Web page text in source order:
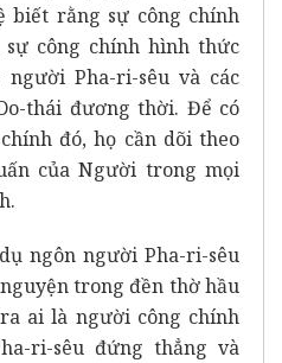
biết rằng sự công chính
công chính hình thức
Pha-ri-sêu và các
thái đương thời. Để có
đó, họ cần dõi theo
của Người trong mọi
ngôn người Pha-ri-sêu
trong đền thờ hầu
ai là người công chính
ri-sêu đứng thẳng và